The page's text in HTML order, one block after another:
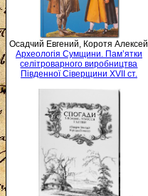
Осадчий Евгений, Коротя Алексей
Археологія Сумщини. Пам’ятки
селітроварного виробництва
Південної Сіверщини XVII ст.